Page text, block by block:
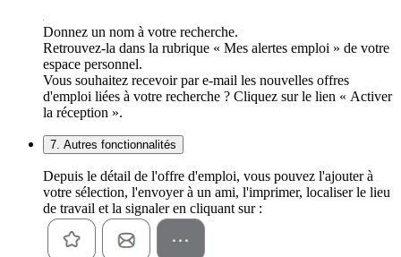
Donnez un nom à votre recherche.
Retrouvez-la dans la rubrique « Mes alertes emploi » de votre
espace personnel.
Vous souhaitez recevoir par e-mail les nouvelles offres
d'emploi liées à votre recherche ? Cliquez sur le lien « Activer
la réception ».
7. Autres fonctionnalités
Depuis le détail de l'offre d'emploi, vous pouvez l'ajouter à
votre sélection, l'envoyer à un ami, l'imprimer, localiser le lieu
de travail et la signaler en cliquant sur :